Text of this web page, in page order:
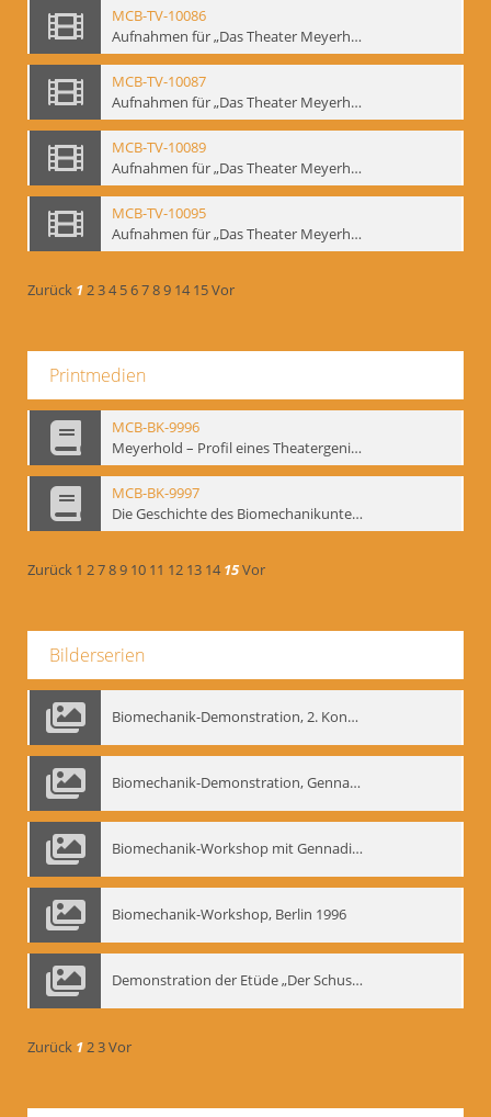
MCB-TV-10086
Aufnahmen für „Das Theater Meyerholds und die Biomechanik“ (2). Demonstration der Etüde „Die Ohrfeige“ in verschiedenen Variationen, Ausschnitt 1 - Interne Signatur: BM-vid-2_A1
MCB-TV-10087
Aufnahmen für „Das Theater Meyerholds und die Biomechanik“ (2). Demonstration der Etüde „Die Ohrfeige“ in verschiedenen Variationen, Ausschnitt 2 - Interne Signatur: BM-vid-2_A2
MCB-TV-10089
Aufnahmen für „Das Theater Meyerholds und die Biomechanik“ (3). Etüde „Der Dolchstoß“, Ausschnitt 1 - Interne Signatur: BM-vid-3_A1
MCB-TV-10095
Aufnahmen für „Das Theater Meyerholds und die Biomechanik“ (6). Biomechanische Grundelemente und szenische Umsetzung, Ausschnitt 1 - Interne Signatur: BM-vid-6_A1
Zurück 1234 56789 14 15Vor
Printmedien
MCB-BK-9996
Meyerhold – Profil eines Theatergenies. Vortrag. Arbeitsdemonstration - interne Signatur: BM-prt-203
MCB-BK-9997
Die Geschichte des Biomechanikunterrichts im Theater der Satire - interne Signatur: BM-prt-204
Zurück 1 2789 10 11 12 13 14 15Vor
Bilderserien
Biomechanik-Demonstration, 2. Kongress der EMF, Mai 1995
Biomechanik-Demonstration, Gennadij Bogdanow im Berliner Ensemble, 04.10.1991
Biomechanik-Workshop mit Gennadij Nikolajewitsch Bogdanow im Mime Centrum Berlin, 1991
Biomechanik-Workshop, Berlin 1996
Demonstration der Etüde „Der Schuss mit dem Bogen“ durch Gennadij Nikolajewitsch Bogdanow, Berlin 1991
Zurück 123Vor